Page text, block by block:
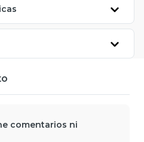
comentarios ni